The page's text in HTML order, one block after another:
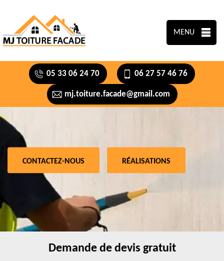
MENU
05 33 06 24 70 06 27 57 46 76
mj.toiture.facade@gmail.com
CONTACTEZ-NOUS RÉALISATIONS
Demande de devis gratuit